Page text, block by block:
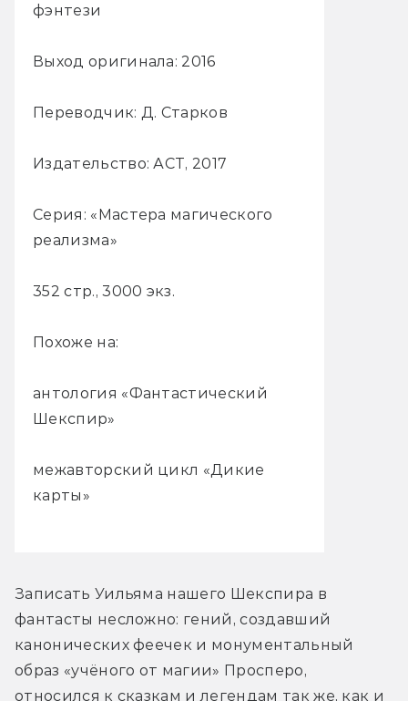
фэнтези
Выход оригинала: 2016
Переводчик: Д. Старков
Издательство: АСТ, 2017
Серия: «Мастера магического
реализма»
352 стр., 3000 экз.
Похоже на:
антология «Фантастический
Шекспир»
межавторский цикл «Дикие
карты»
Записать Уильяма нашего Шекспира в
фантасты несложно: гений, создавший
канонических феечек и монументальный
образ «учёного от магии» Просперо,
относился к сказкам и легендам так же, как и